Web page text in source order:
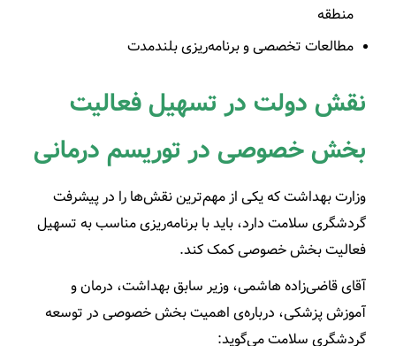
منطقه
مطالعات تخصصی و برنامه‌ریزی بلندمدت
نقش دولت در تسهیل فعالیت
بخش خصوصی در توریسم درمانی
وزارت بهداشت که یکی از مهم‌ترین نقش‌­ها را در پیشرفت
گردشگری سلامت دارد، باید با برنامه‌ریزی مناسب به تسهیل
فعالیت بخش خصوصی کمک کند.
آقای قاضی‌زاده هاشمی، وزیر سابق بهداشت، درمان و
آموزش پزشکی، درباره‌ی اهمیت بخش خصوصی در توسعه
گردشگری سلامت می‌گوید: